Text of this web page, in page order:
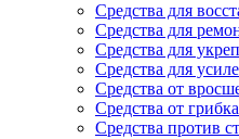
Средства для
Средства для
Средства для
Средства для
Средства от
Средства от
Средства против